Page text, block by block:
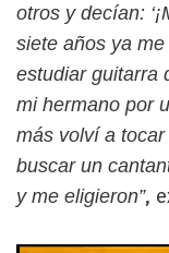
otros y decían:
siete años ya
estudiar guitarra
mi hermano por
más volví a
buscar un
y me eligieron”,